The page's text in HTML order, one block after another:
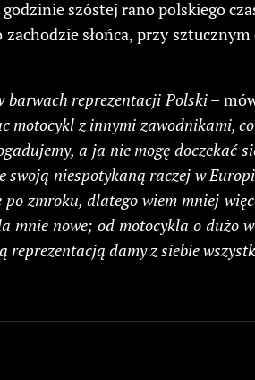
szóstej rano polskiego
słońca, przy
barwach reprezentacji Polski–
z innymi zawodnikami,
a ja nie mogę
niespotykaną raczej w
zmroku, dlatego wiem mniej
nowe; od motocykla o dużo
reprezentacją damy z siebie